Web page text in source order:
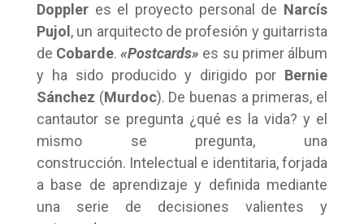
Doppleres el proyecto personal de Narcís
Pujol , un arquitecto de profesión y guitarrista
de Cobarde.«Postcards» es su primer álbum
y ha sido producido y dirigido por Bernie
Sánchez (Murdoc). De buenas a primeras, el
cantautor se pregunta ¿qué es la vida? y el
mismo se pregunta, una
construcción. Intelectual e identitaria, forjada
a base de aprendizaje y definida mediante
una serie de decisiones valientes y